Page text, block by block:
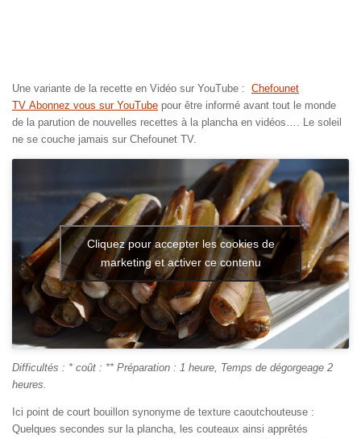
Une variante de la recette en Vidéo sur YouTube : Chefounet
TV Abonnez vous sur YouTube pour être informé avant tout le monde
de la parution de nouvelles recettes à la plancha en vidéos…. Le soleil
ne se couche jamais sur Chefounet TV.
Cliquez pour accepter les cookies de
marketing et activer ce contenu
Difficultés : * coût : ** Préparation : 1 heure, Temps de dégorgeage 2
heures.
Ici point de court bouillon synonyme de texture caoutchouteuse :
Quelques secondes sur la plancha, les couteaux ainsi apprêtés